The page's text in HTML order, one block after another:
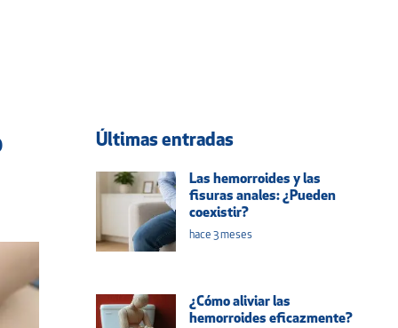
Últimas entradas
Las hemorroides y las
fisuras anales: ¿Pueden
coexistir?
hace 3 meses
¿Cómo aliviar las
hemorroides eficazmente?